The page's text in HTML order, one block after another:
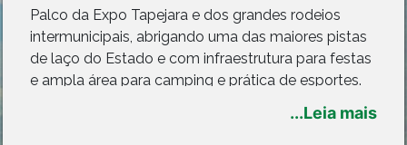
Palco da Expo Tapejara e dos grandes rodeios
intermunicipais, abrigando uma das maiores pistas
de laço do Estado e com infraestrutura para festas
e ampla área para camping e prática de esportes.
No parque também está localizado o Motódromo
Municipal Paulinho Chiaparini com pista de
...Leia mais